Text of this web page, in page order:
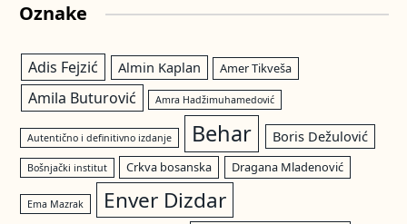
Oznake
Adis Fejzić Almin Kaplan Amer Tikveša
Amila Buturović Amra Hadžimuhamedović
Autentično i definitivno izdanje Behar Boris Dežulović
Bošnjački institut Crkva bosanska Dragana Mladenović
Ema Mazrak Enver Dizdar